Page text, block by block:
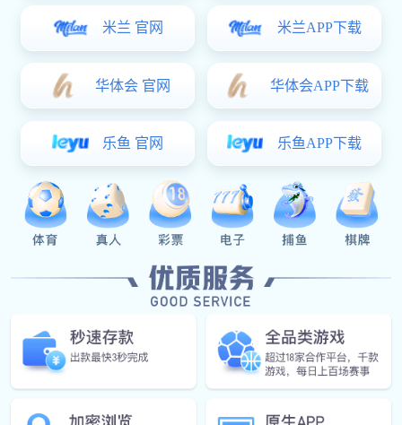
客户挑战
客户需求准确捕捉
在产品设计和制造过程中，不止步于产品显性需求，
需要模拟产品应用场景，追踪产品现状，准确捕捉客
户需求，精准开发市场和客户认可的优秀产品。